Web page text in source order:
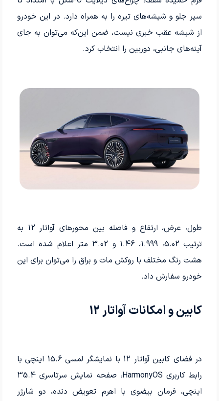
سپر جلو و شیشه‌­های تیره را به همراه دارد. در این خودرو
از شیشه عقب خبری نیست، ضمن ­این‌که می‌­توان به جای
آینه­‌های جانبی، دوربین را انتخاب کرد.
طول، عرض، ارتفاع و فاصله بین محورهای آواتار 12 به
ترتیب 5.02، 1.999، 1.46 و 3.02 متر اعلام شده است.
هشت رنگ مختلف با روکش مات و براق را می­‌توان برای این
خودرو سفارش داد.
کابین و امکانات آواتار 12
در فضای کابین آواتار 12 با نمایشگر لمسی 15.6 اینچی با
رابط کاربری HarmonyOS، صفحه نمایش سرتاسری 35.4
اینچی، فرمان بیضوی با اهرم تعویض دنده، دو شارژر